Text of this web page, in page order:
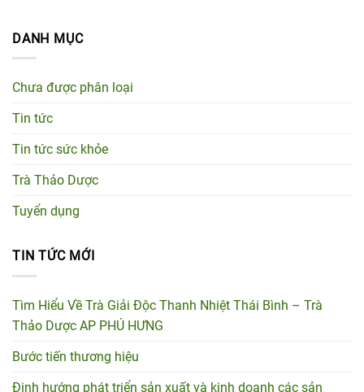
DANH MỤC
Chưa được phân loại
Tin tức
Tin tức sức khỏe
Trà Thảo Dược
Tuyển dụng
TIN TỨC MỚI
Tìm Hiểu Về Trà Giải Độc Thanh Nhiệt Thái Bình – Trà
Thảo Dược AP PHÚ HƯNG
Bước tiến thương hiệu
Định hướng phát triển sản xuất và kinh doanh các sản